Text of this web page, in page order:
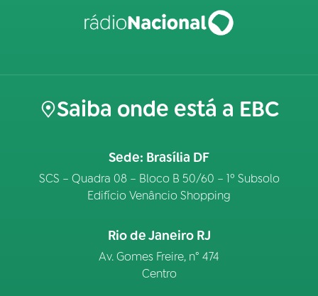
Saiba onde está a EBC
Sede: Brasília DF
SCS – Quadra 08 – Bloco B 50/60 – 1º Subsolo
Edifício Venâncio Shopping
Rio de Janeiro RJ
Av. Gomes Freire, n° 474
Centro